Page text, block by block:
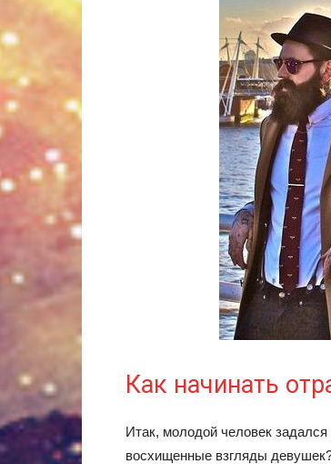
Как начинать
Итак, молодой человек
восхищенные взгляды